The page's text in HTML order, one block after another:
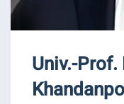
Univ.-Prof.